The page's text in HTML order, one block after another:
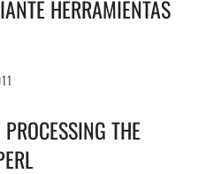
HERRAMIENTAS
THE